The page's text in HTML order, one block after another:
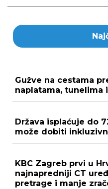
Gužve na cestama
naplatama, tunelima
Država isplaćuje do
može dobiti
KBC Zagreb prvi u
najnapredniji CT
pretrage i manje